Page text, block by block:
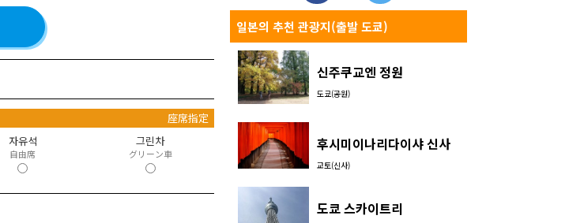
座席指定
자유석
自由席
그린차
グリーン車
일본의 추천 관광지(출발 도쿄)
신주쿠교엔 정원
도쿄(공원)
후시미이나리다이샤 신사
교토(신사)
도쿄 스카이트리